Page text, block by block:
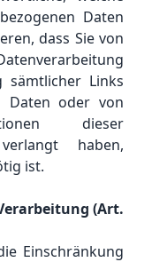
Daten
dass Sie von
sämtlicher Links
Daten oder von
dieser
haben,
ist.
(Art.
Einschränkung